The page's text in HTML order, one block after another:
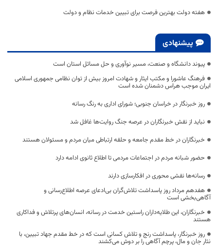
هفته دولت بهترین فرصت برای تبیین خدمات نظام و دولت
پیشنهادی
پیوند دانشگاه و صنعت، مسیر نوآوری و حل مسائل استان است
فرهنگ عاشورا و مکتب ایثار و شهادت امروز بیش از توان نظامی جمهوری اسلامی
ایران موجب هراس دشمنان شده است
روز خبرنگار در خراسان جنوبی؛ شورای اداری به رنگ رسانه
نباید از نقش خبرنگاران در عرصه جنگ روایت‌ها غافل شد
خبرنگاران در خط مقدم جامعه و حلقه ارتباطی میان مردم و مسئولان هستند
حضور شبانه مردم در اجتماعات مردمی تا اطلاع ثانوی ادامه دارد
رسانه‌ها نقشی محوری در افکارسازی دارند
هفدهم مرداد روز پاسداشت تلاش‌گران بی‌ادعای عرصه اطلاع‌رسانی و
آگاهی‌بخشی است
خبرنگاران، این طلایه‌داران راستین خدمت در رسانه، انسان‌های پرتلاش و فداکاری
هستند
روز خبرنگار، پاسداشت رنج و تلاش کسانی است که در خط مقدم جهاد تبیین، با
نثار جان و مال، پرچم آگاهی را بر دوش می‌کشند